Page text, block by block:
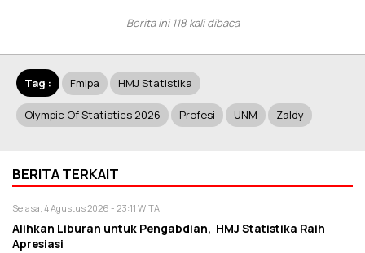
Berita ini 118 kali dibaca
Tag : Fmipa HMJ Statistika
Olympic Of Statistics 2026 Profesi UNM Zaldy
BERITA TERKAIT
Selasa, 4 Agustus 2026 - 23:11 WITA
Alihkan Liburan untuk Pengabdian, HMJ Statistika Raih
Apresiasi